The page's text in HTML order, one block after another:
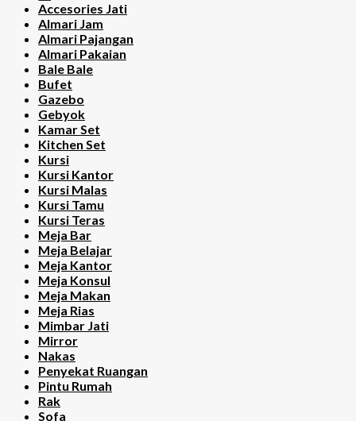
Accesories Jati
Almari Jam
Almari Pajangan
Almari Pakaian
Bale Bale
Bufet
Gazebo
Gebyok
Kamar Set
Kitchen Set
Kursi
Kursi Kantor
Kursi Malas
Kursi Tamu
Kursi Teras
Meja Bar
Meja Belajar
Meja Kantor
Meja Konsul
Meja Makan
Meja Rias
Mimbar Jati
Mirror
Nakas
Penyekat Ruangan
Pintu Rumah
Rak
Sofa